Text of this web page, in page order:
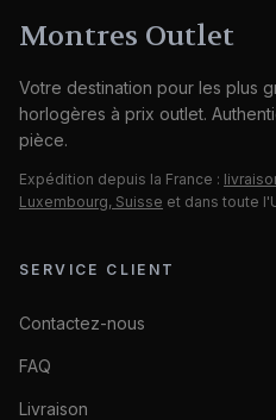
Montres Outlet
Votre destination pour les plus
horlogères à prix outlet.
pièce.
Expédition depuis la France :
Luxembourg, Suisse et dans toute
SERVICE CLIENT
Contactez-nous
FAQ
Livraison